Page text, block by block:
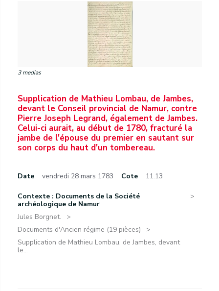
3 medias
Supplication de Mathieu Lombau, de Jambes,
devant le Conseil provincial de Namur, contre
Pierre Joseph Legrand, également de Jambes.
Celui-ci aurait, au début de 1780, fracturé la
jambe de l'épouse du premier en sautant sur
son corps du haut d'un tombereau.
Date vendredi 28 mars 1783 Cote 11.13
Contexte : Documents de la Société
archéologique de Namur
Jules Borgnet.
Documents d'Ancien régime (19 pièces)
Supplication de Mathieu Lombau, de Jambes, devant
le...